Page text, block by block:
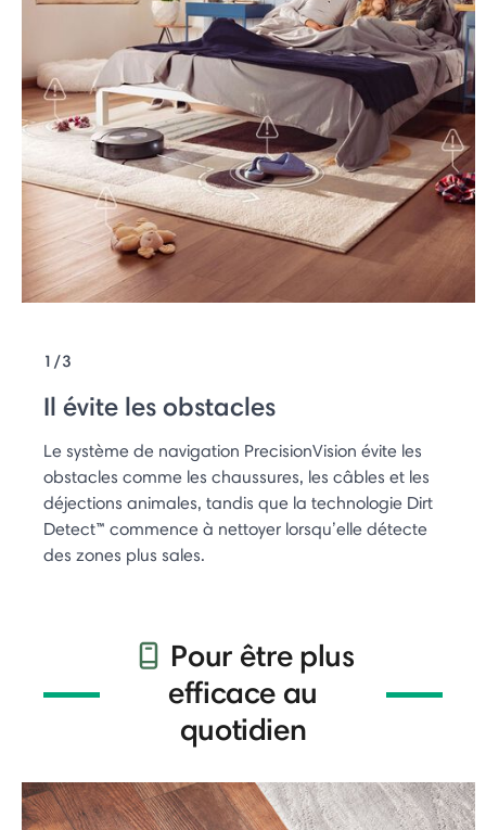
1/3
Il évite les obstacles
Le système de navigation PrecisionVision évite les
obstacles comme les chaussures, les câbles et les
déjections animales, tandis que la technologie Dirt
Detect™ commence à nettoyer lorsqu’elle détecte
des zones plus sales.
Pour être plus
efficace au
quotidien